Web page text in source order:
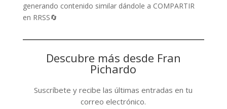
generando contenido similar dándole a COMPARTIR
en RRSS🔄
Descubre más desde Fran
Pichardo
Suscríbete y recibe las últimas entradas en tu
correo electrónico.